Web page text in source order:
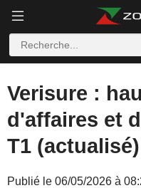
Verisure :
d'affaires et
T1 (actualisé)
Publié le 06/05/2026 à